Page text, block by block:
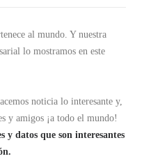
al mundo. Y nuestra
lo mostramos en este
noticia lo interesante y,
y amigos ¡a todo el mundo!
y datos que son interesantes